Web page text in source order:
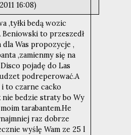
16:08)
,tyłki bedą wozic
to przeszedł
dla Was propozycje ,
,zamienmy się na
pojadę do Las
podreperować.A
to czarne cacko
bedzie straty bo Wy
tarabantem.He
raz dobrze
wyślę Wam ze 25 l